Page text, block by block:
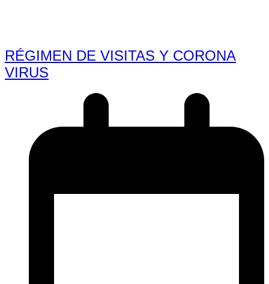
RÉGIMEN DE VISITAS Y CORONA
VIRUS